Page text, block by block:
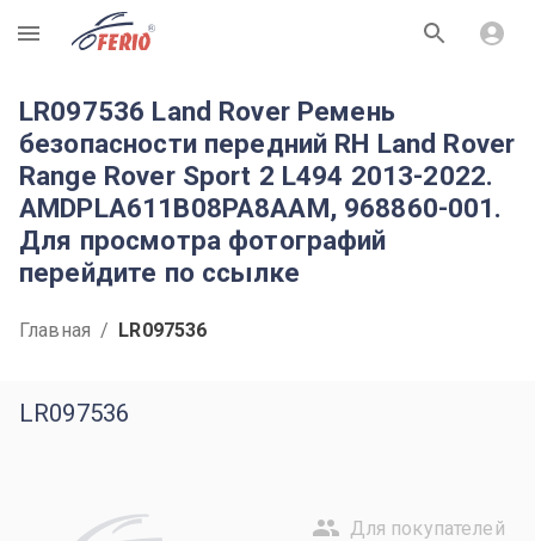
R
LR097536 Land Rover Ремень
безопасности передний RH Land Rover
Range Rover Sport 2 L494 2013-2022.
AMDPLA611B08PA8AAM, 968860-001.
Для просмотра фотографий
перейдите по ссылке
Главная / LR097536
LR097536
Для покупателей